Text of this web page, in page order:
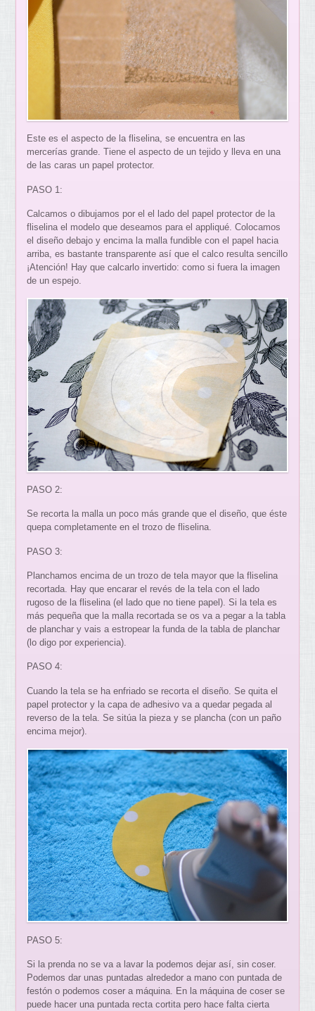
Este es el aspecto de la fliselina, se encuentra en las
mercerías grande. Tiene el aspecto de un tejido y lleva en una
de las caras un papel protector.
PASO 1:
Calcamos o dibujamos por el el lado del papel protector de la
fliselina el modelo que deseamos para el appliqué. Colocamos
el diseño debajo y encima la malla fundible con el papel hacia
arriba, es bastante transparente así que el calco resulta sencillo
¡Atención! Hay que calcarlo invertido: como si fuera la imagen
de un espejo.
PASO 2:
Se recorta la malla un poco más grande que el diseño, que éste
quepa completamente en el trozo de fliselina.
PASO 3:
Planchamos encima de un trozo de tela mayor que la fliselina
recortada. Hay que encarar el revés de la tela con el lado
rugoso de la fliselina (el lado que no tiene papel). Si la tela es
más pequeña que la malla recortada se os va a pegar a la tabla
de planchar y vais a estropear la funda de la tabla de planchar
(lo digo por experiencia).
PASO 4:
Cuando la tela se ha enfriado se recorta el diseño. Se quita el
papel protector y la capa de adhesivo va a quedar pegada al
reverso de la tela. Se sitúa la pieza y se plancha (con un paño
encima mejor).
PASO 5:
Si la prenda no se va a lavar la podemos dejar así, sin coser.
Podemos dar unas puntadas alrededor a mano con puntada de
festón o podemos coser a máquina. En la máquina de coser se
puede hacer una puntada recta cortita pero hace falta cierta